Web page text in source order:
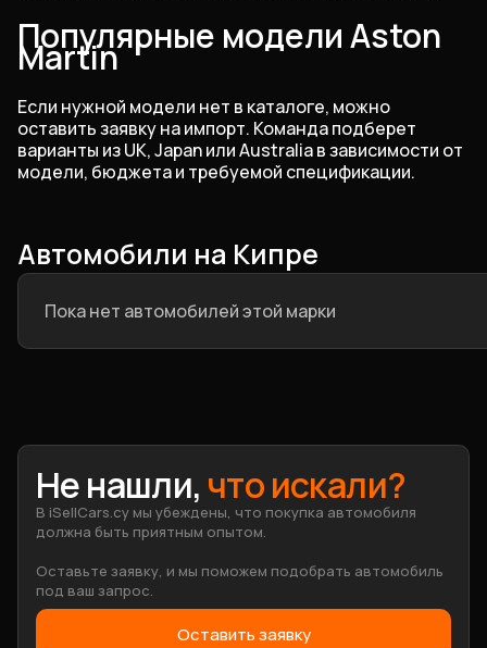
Популярные модели Aston
Martin
Если нужной модели нет в каталоге, можно
оставить заявку на импорт. Команда подберет
варианты из UK, Japan или Australia в зависимости от
модели, бюджета и требуемой спецификации.
Автомобили на Кипре
Пока нет автомобилей этой марки
Не нашли, что искали?
В iSellCars.cy мы убеждены, что покупка автомобиля
должна быть приятным опытом.
Оставьте заявку, и мы поможем подобрать автомобиль
под ваш запрос.
Оставить заявку